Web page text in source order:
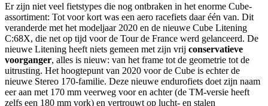
Er zijn niet veel fietstypes die nog ontbraken in het enorme Cube-
assortiment: Tot voor kort was een aero racefiets daar één van. Dit
veranderde met het modeljaar 2020 en de nieuwe Cube Litening
C:68X, die net op tijd voor de Tour de France werd gelanceerd. De
nieuwe Litening heeft niets gemeen met zijn vrij conservatieve
voorganger, alles is nieuw: van het frame tot de geometrie tot de
uitrusting. Het hoogtepunt van 2020 voor de Cube is echter de
nieuwe Stereo 170-familie. Deze nieuwe endurofiets doet zijn naam
eer aan met 170 mm veerweg voor en achter (de TM-versie heeft
zelfs een 180 mm vork) en vertrouwt op lucht- en stalen